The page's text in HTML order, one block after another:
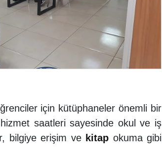
için kütüphaneler önemli bir
saatleri sayesinde okul ve iş
bilgiye erişim ve kitap okuma gibi